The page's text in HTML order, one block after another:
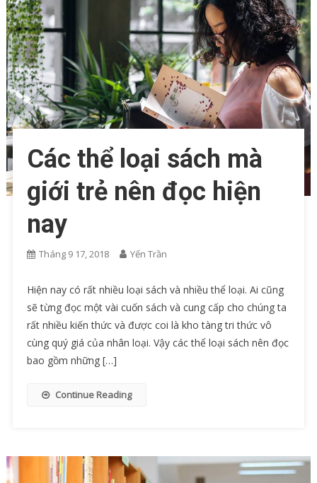
Các thể loại sách mà
giới trẻ nên đọc hiện
nay
Tháng 9 17, 2018 Yến Trần
Hiện nay có rất nhiều loại sách và nhiều thể loại. Ai cũng
sẽ từng đọc một vài cuốn sách và cung cấp cho chúng ta
rất nhiều kiến thức và được coi là kho tàng tri thức vô
cùng quý giá của nhân loại. Vậy các thể loại sách nên đọc
bao gồm những […]
Continue Reading